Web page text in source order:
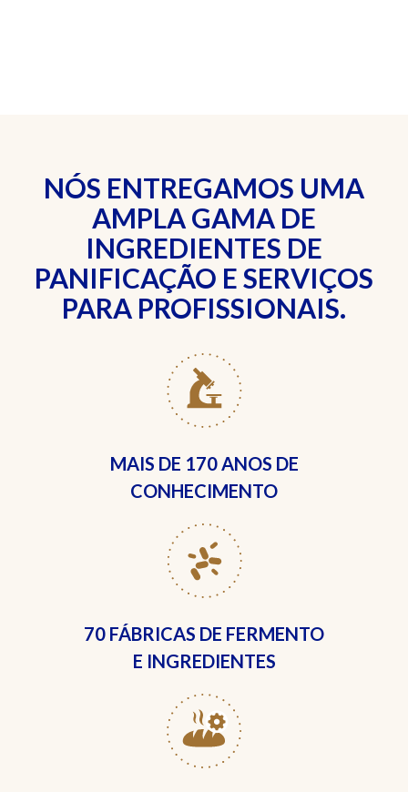
NÓS ENTREGAMOS UMA
AMPLA GAMA DE
INGREDIENTES DE
PANIFICAÇÃO E SERVIÇOS
PARA PROFISSIONAIS.
MAIS DE 170 ANOS DE
CONHECIMENTO
70 FÁBRICAS DE FERMENTO
E INGREDIENTES